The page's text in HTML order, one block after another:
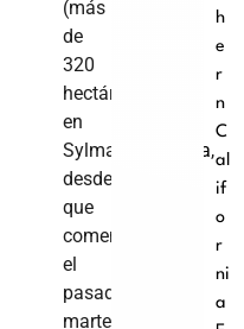
(más
de
320
hectáreas)
en
Sylmar,
California,
desde
que
comenzó
el
pasado
martes.
h
e
r
n
C
al
if
o
r
ni
a